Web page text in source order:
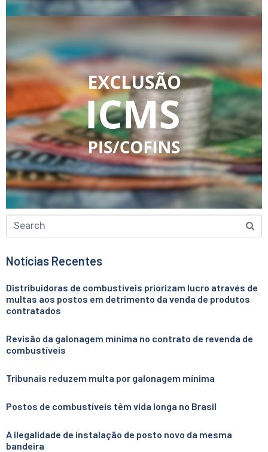
Notícias Recentes
Distribuidoras de combustíveis priorizam lucro através de
multas aos postos em detrimento da venda de produtos
contratados
Revisão da galonagem mínima no contrato de revenda de
combustíveis
Tribunais reduzem multa por galonagem mínima
Postos de combustíveis têm vida longa no Brasil
A ilegalidade de instalação de posto novo da mesma
bandeira